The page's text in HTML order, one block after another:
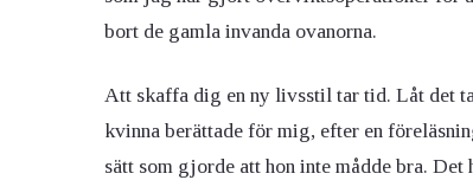
bort de gamla invanda ovanorna.
Att skaffa dig en ny livsstil tar tid. Låt det
kvinna berättade för mig, efter en
sätt som gjorde att hon inte mådde bra. Det